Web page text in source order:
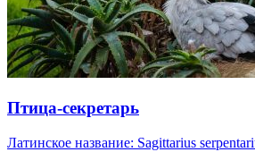
Птица-секретарь
Латинское название: Sagittarius